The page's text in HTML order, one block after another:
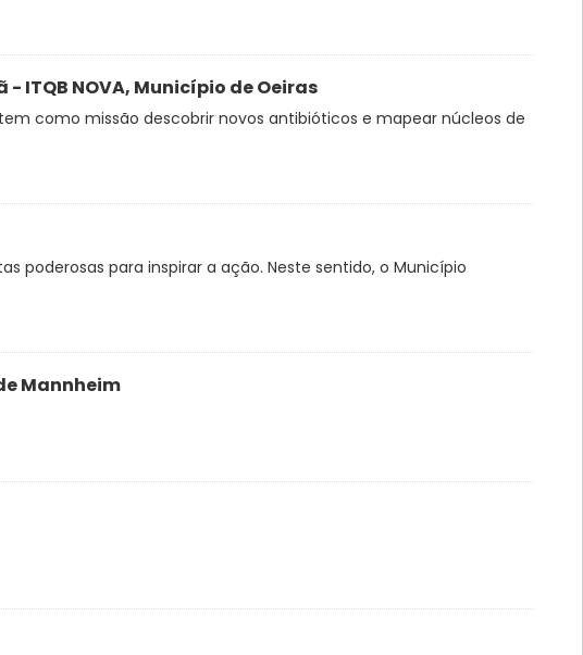
ITQB NOVA, Município de Oeiras
como missão descobrir novos antibióticos e mapear núcleos de
poderosas para inspirar a ação. Neste sentido, o Município
Mannheim